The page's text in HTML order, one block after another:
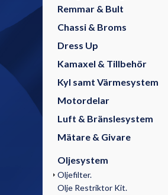
Remmar & Bult
Chassi & Broms
Dress Up
Kamaxel & Tillbehör
Kyl samt Värmesystem
Motordelar
Luft & Bränslesystem
Mätare & Givare
Oljesystem
Oljefilter.
Olje Restriktor Kit.